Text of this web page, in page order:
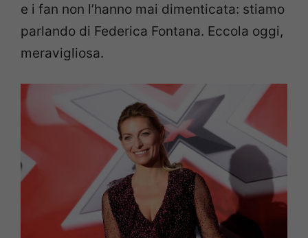
e i fan non l’hanno mai dimenticata: stiamo
parlando di Federica Fontana. Eccola oggi,
meravigliosa.